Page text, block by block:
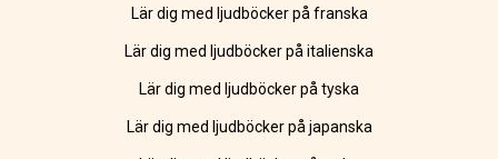
Lär dig med ljudböcker på franska
Lär dig med ljudböcker på italienska
Lär dig med ljudböcker på tyska
Lär dig med ljudböcker på japanska